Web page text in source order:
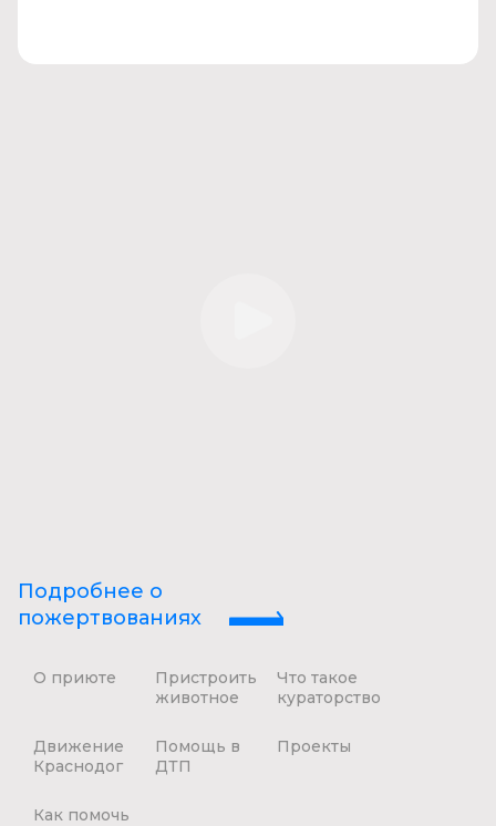
Подробнее о
пожертвованиях
О приюте
Пристроить
животное
Что такое
кураторство
Движение
Краснодог
Помощь в
ДТП
Проекты
Как помочь